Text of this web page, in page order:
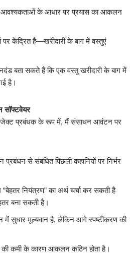
आवश्यकताओं के आधार पर प्रयास का आकलन
पर केंद्रित है—खरीदारी के बाग में वस्तुएं
बता सकते हैं कि एक वस्तु खरीदारी के बाग में
है।
सॉफ्टवेयर
प्रबंधक के रूप में, मैं संसाधन आवंटन पर
प्रबंधन से संबंधित पिछली कहानियों पर निर्भर
“बेहतर नियंत्रण” का अर्थ चर्चा कर सकती है
बना सकती है।
सुधार मूल्यवान है, लेकिन आगे स्पष्टीकरण की
की कमी के कारण आकलन कठिन होता है।